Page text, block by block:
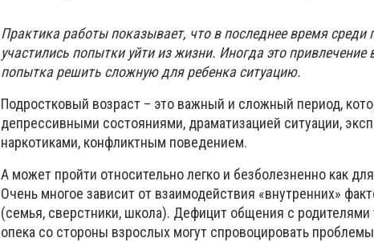
Практика работы показывает, что в последнее время среди
участились попытки уйти из жизни. Иногда это
попытка решить сложную для ребенка ситуацию.
Подростковый возраст – это важный и сложный период,
депрессивными состояниями, драматизацией ситуации,
наркотиками, конфликтным поведением.
А может пройти относительно легко и безболезненно как
Очень многое зависит от взаимодействия «внутренних»
(семья, сверстники, школа). Дефицит общения с
опека со стороны взрослых могут спровоцировать